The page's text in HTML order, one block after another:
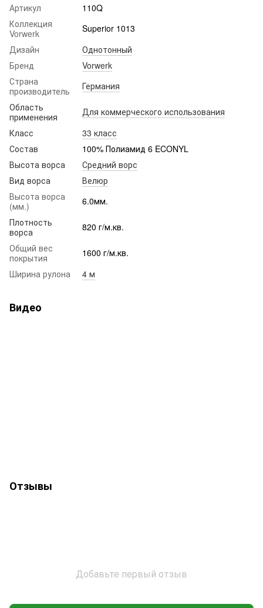
Артикул
110Q
Коллекция
Vorwerk
Superior 1013
Дизайн
Однотонный
Бренд
Vorwerk
Страна
производитель
Германия
Область
применения
Для коммерческого использования
Класс
33 класс
Состав
100% Полиамид 6 ECONYL
Высота ворса
Средний ворс
Вид ворса
Велюр
Высота ворса
(мм.)
6.0мм.
Плотность
ворса
820 г/м.кв.
Общий вес
покрытия
1600 г/м.кв.
Ширина рулона
4 м
Видео
Отзывы
Добавьте первый отзыв